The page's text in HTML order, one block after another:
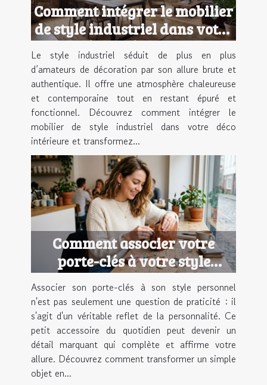
Comment intégrer le mobilier
de style industriel dans votre
déco intérieure ?
Le style industriel séduit de plus en plus
d’amateurs de décoration par son allure brute et
authentique. Il offre une atmosphère chaleureuse
et contemporaine tout en restant épuré et
fonctionnel. Découvrez comment intégrer le
mobilier de style industriel dans votre déco
intérieure et transformez...
Comment associer votre
porte-clés à votre style
personnel ?
Associer son porte-clés à son style personnel
n'est pas seulement une question de praticité : il
s'agit d'un véritable reflet de la personnalité. Ce
petit accessoire du quotidien peut devenir un
détail marquant qui complète et affirme votre
allure. Découvrez comment transformer un simple
objet en...